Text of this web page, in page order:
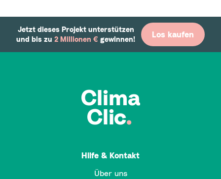
Jetzt dieses Projekt unterstützen
und bis zu 2 Millionen € gewinnen! Los kaufen
Clima
Clic.
Hilfe & Kontakt
Über uns